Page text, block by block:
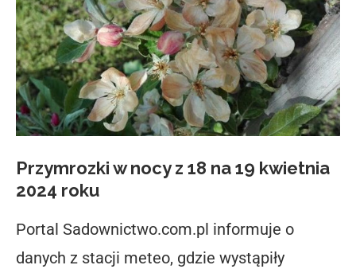
Przymrozki w nocy z 18 na 19 kwietnia
2024 roku
Portal Sadownictwo.com.pl informuje o
danych z stacji meteo, gdzie wystąpiły